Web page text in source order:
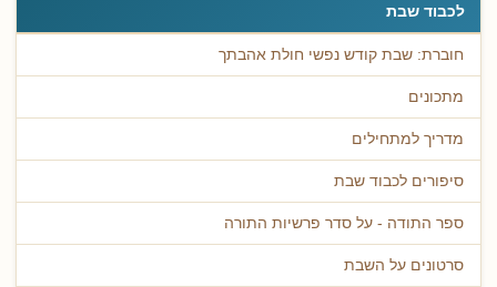
לכבוד שבת
חוברת: שבת קודש נפשי חולת אהבתך
מתכונים
מדריך למתחילים
סיפורים לכבוד שבת
ספר התודה - על סדר פרשיות התורה
סרטונים על השבת